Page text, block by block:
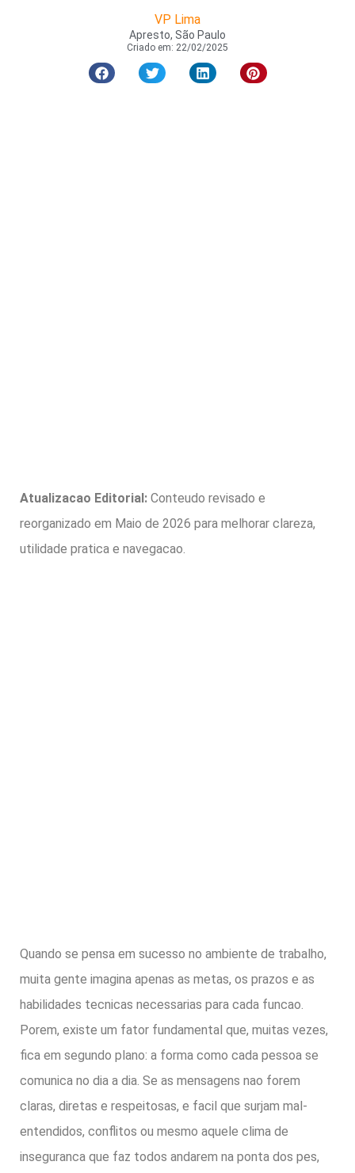
VP Lima
Apresto, São Paulo
Criado em: 22/02/2025
Atualizacao Editorial: Conteudo revisado e
reorganizado em Maio de 2026 para melhorar clareza,
utilidade pratica e navegacao.
Quando se pensa em sucesso no ambiente de trabalho,
muita gente imagina apenas as metas, os prazos e as
habilidades tecnicas necessarias para cada funcao.
Porem, existe um fator fundamental que, muitas vezes,
fica em segundo plano: a forma como cada pessoa se
comunica no dia a dia. Se as mensagens nao forem
claras, diretas e respeitosas, e facil que surjam mal-
entendidos, conflitos ou mesmo aquele clima de
inseguranca que faz todos andarem na ponta dos pes,